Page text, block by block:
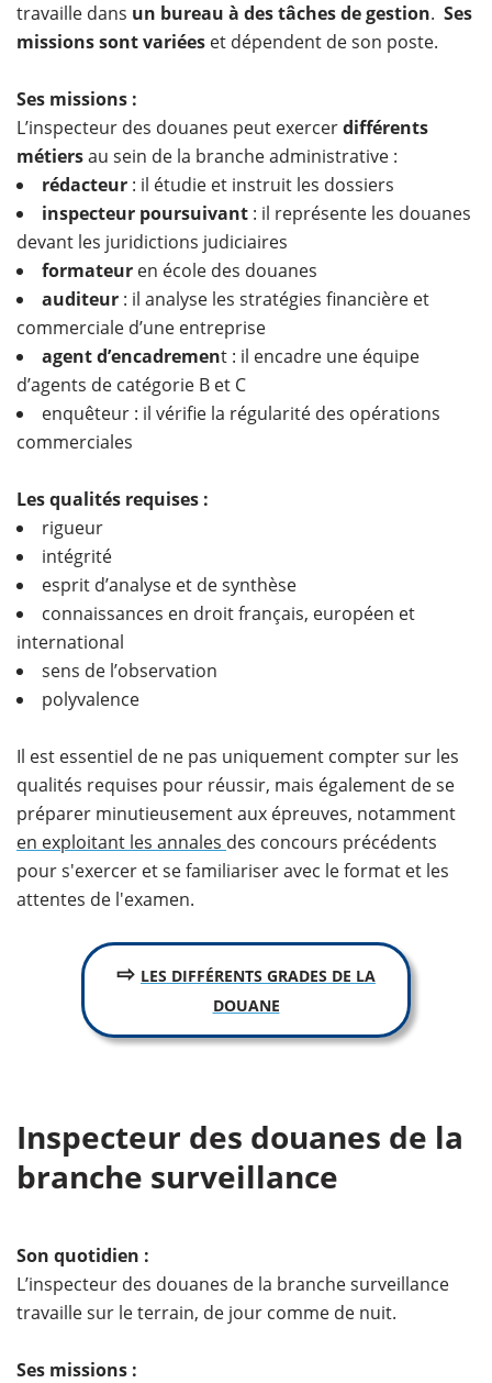
travaille dans un bureau à des tâches de gestion. Ses
missions sont variées et dépendent de son poste.
Ses missions :
L’inspecteur des douanes peut exercerdifférents
métiersau sein de la branche administrative :
rédacteur : il étudie et instruit les dossiers
inspecteur poursuivant : il représente les douanes
devant les juridictions judiciaires
formateur en école des douanes
auditeur : il analyse les stratégies financière et
commerciale d’une entreprise
agent d’encadrement : il encadre une équipe
d’agents de catégorie B et C
enquêteur : il vérifie la régularité des opérations
commerciales
Les qualités requises :
rigueur
intégrité
esprit d’analyse et de synthèse
connaissances en droit français, européen et
international
sens de l’observation
polyvalence
Il est essentiel de ne pas uniquement compter sur les
qualités requises pour réussir, mais également de se
préparer minutieusement aux épreuves, notamment
en exploitant les annales des concours précédents
pour s'exercer et se familiariser avec le format et les
attentes de l'examen.
⇨ LES DIFFÉRENTS GRADES DE LA
DOUANE
Inspecteur des douanes de la
branche surveillance
Son quotidien :
L’inspecteur des douanes de la branche surveillance
travaille sur le terrain, de jour comme de nuit.
Ses missions :